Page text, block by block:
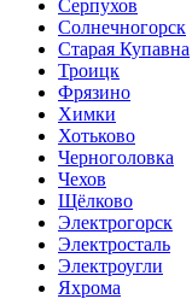
Серпухов
Солнечногорск
Старая Купавна
Троицк
Фрязино
Химки
Хотьково
Черноголовка
Чехов
Щёлково
Электрогорск
Электросталь
Электроугли
Яхрома